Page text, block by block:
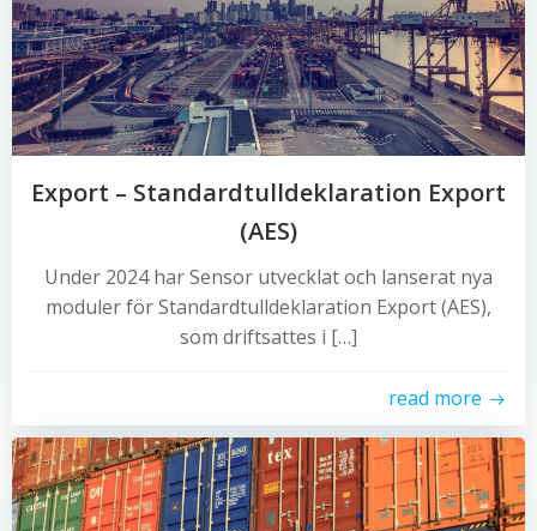
Export – Standardtulldeklaration Export
(AES)
Under 2024 har Sensor utvecklat och lanserat nya
moduler för Standardtulldeklaration Export (AES),
som driftsattes i […]
read more